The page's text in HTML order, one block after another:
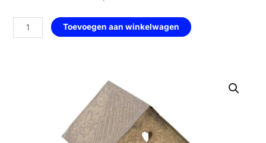
Toevoegen aan winkelwagen